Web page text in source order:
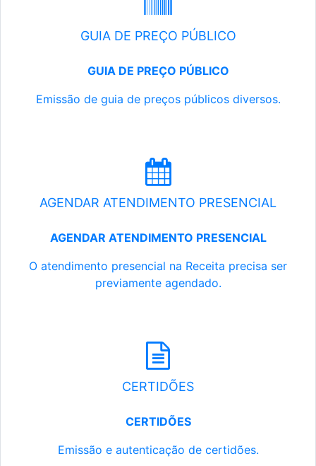
GUIA DE PREÇO PÚBLICO
GUIA DE PREÇO PÚBLICO
Emissão de guia de preços públicos diversos.
AGENDAR ATENDIMENTO PRESENCIAL
AGENDAR ATENDIMENTO PRESENCIAL
O atendimento presencial na Receita precisa ser
previamente agendado.
CERTIDÕES
CERTIDÕES
Emissão e autenticação de certidões.